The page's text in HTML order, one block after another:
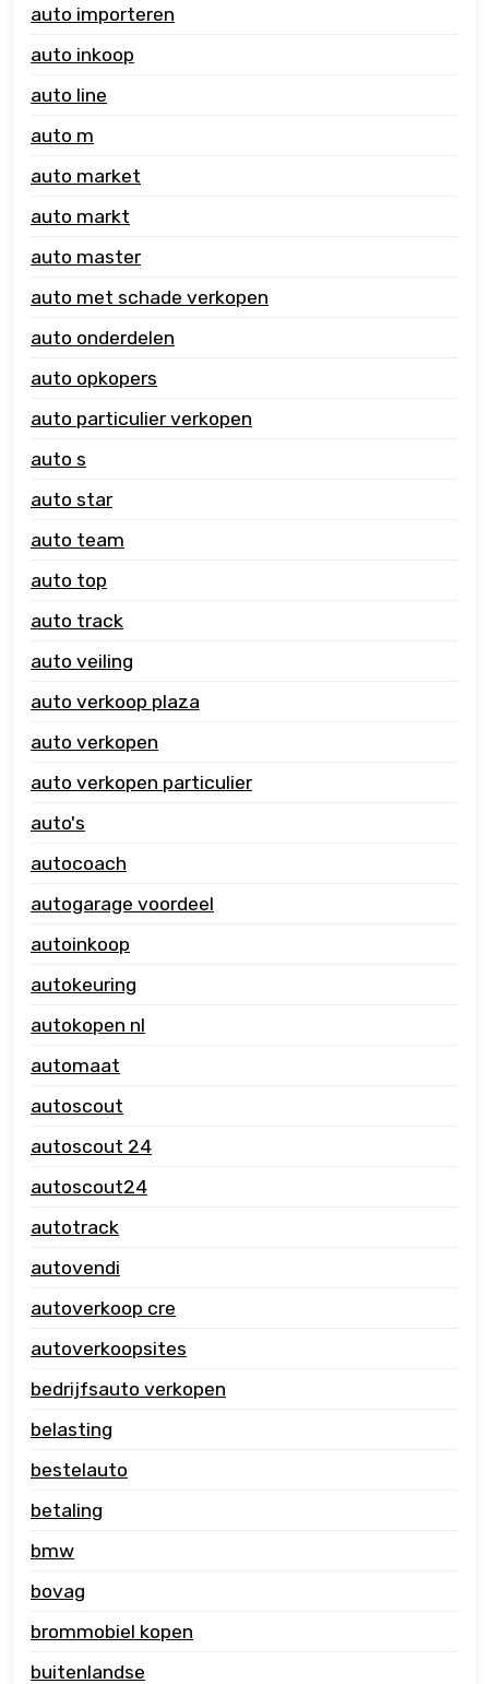
auto importeren
auto inkoop
auto line
auto m
auto market
auto markt
auto master
auto met schade verkopen
auto onderdelen
auto opkopers
auto particulier verkopen
auto s
auto star
auto team
auto top
auto track
auto veiling
auto verkoop plaza
auto verkopen
auto verkopen particulier
auto's
autocoach
autogarage voordeel
autoinkoop
autokeuring
autokopen nl
automaat
autoscout
autoscout 24
autoscout24
autotrack
autovendi
autoverkoop cre
autoverkoopsites
bedrijfsauto verkopen
belasting
bestelauto
betaling
bmw
bovag
brommobiel kopen
buitenlandse